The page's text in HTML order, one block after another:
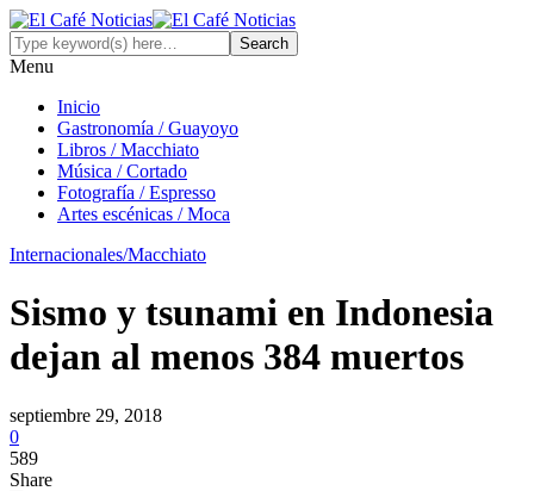
Menu
Inicio
Gastronomía / Guayoyo
Libros / Macchiato
Música / Cortado
Fotografía / Espresso
Artes escénicas / Moca
Internacionales/Macchiato
Sismo y tsunami en Indonesia
dejan al menos 384 muertos
septiembre 29, 2018
0
589
Share